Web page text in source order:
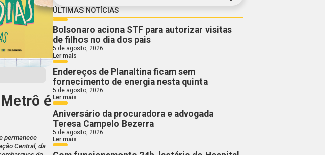
ÚLTIMAS NOTÍCIAS
Bolsonaro aciona STF para autorizar visitas
de filhos no dia dos pais
5 de agosto, 2026
Ler mais
Endereços de Planaltina ficam sem
fornecimento de energia nesta quinta
5 de agosto, 2026
Ler mais
Aniversário da procuradora e advogada
Teresa Campelo Bezerra
5 de agosto, 2026
Ler mais
é
permanece
Central, da